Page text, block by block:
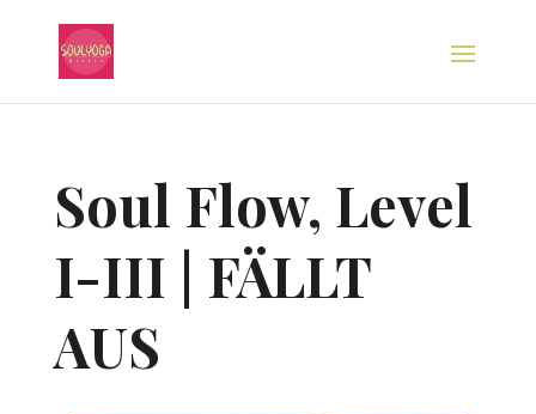
Soul Flow, Level
I-III | FÄLLT
AUS